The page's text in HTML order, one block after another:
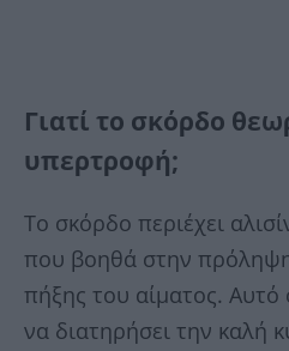
Γιατί το σκόρδο
υπερτροφή;
Το σκόρδο περιέχει
που βοηθά στην
πήξης του αίματος. Αυτό
να διατηρήσει την καλή